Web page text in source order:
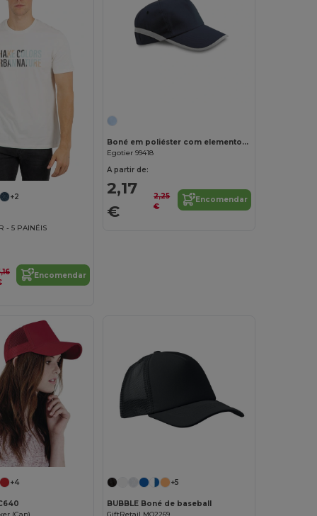
+2
- 5 PAINÉIS
Encomendar
Boné em poliéster com elementos refletores
Egotier 99418
A partir de:
2,17
€
2,25
€
Encomendar
+4 +5
BUBBLE Boné de baseball